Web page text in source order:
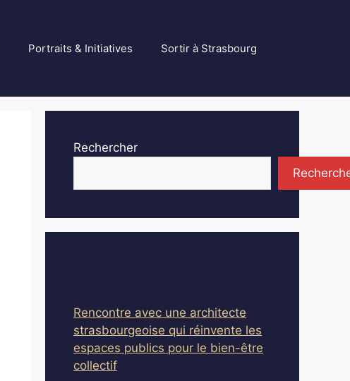
Portraits & Initiatives Sortir à Strasbourg
Rechercher
Rencontre avec une architecte
strasbourgeoise qui réinvente les
espaces publics pour le bien-être
collectif